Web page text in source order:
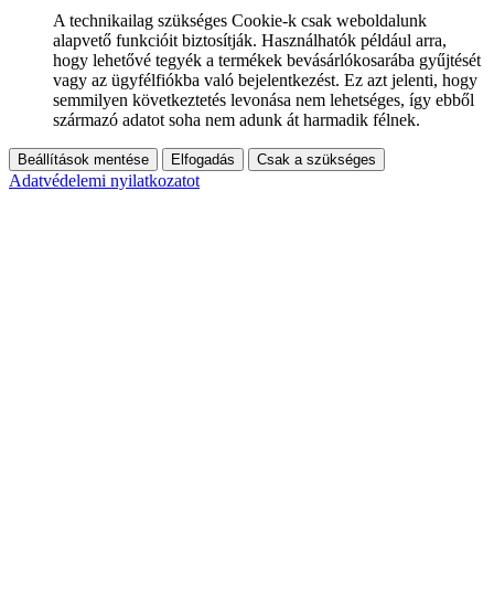
A technikailag szükséges Cookie-k csak weboldalunk
alapvető funkcióit biztosítják. Használhatók például arra,
hogy lehetővé tegyék a termékek bevásárlókosarába gyűjtését
vagy az ügyfélfiókba való bejelentkezést. Ez azt jelenti, hogy
semmilyen következtetés levonása nem lehetséges, így ebből
származó adatot soha nem adunk át harmadik félnek.
Beállítások mentése Elfogadás Csak a szükséges
Adatvédelemi nyilatkozatot